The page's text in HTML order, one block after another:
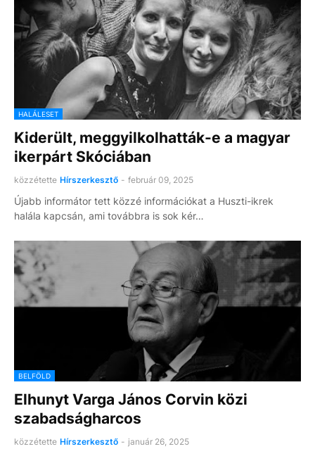
HALÁLESET
Kiderült, meggyilkolhatták-e a magyar
ikerpárt Skóciában
közzétette Hírszerkesztő - február 09, 2025
Újabb informátor tett közzé információkat a Huszti-ikrek
halála kapcsán, ami továbbra is sok kér…
BELFÖLD
Elhunyt Varga János Corvin közi
szabadságharcos
közzétette Hírszerkesztő - január 26, 2025